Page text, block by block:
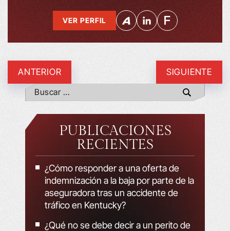
VER PERFIL
ANTERIOR SIGUIENTE
PUBLICACIONES
RECIENTES
¿Cómo responder a una oferta de
indemnización a la baja por parte de la
aseguradora tras un accidente de
tráfico en Kentucky?
¿Qué no se debe decir a un perito de